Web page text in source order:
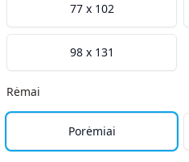
77 x 102
98 x 131
Rėmai
Porėmiai